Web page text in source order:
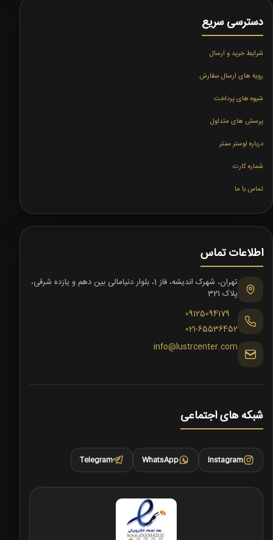
دسترسی سریع
شرایط خرید و ارسال
رویه های ارسال سفارش
شیوه های پرداخت
پرسش های متداول
درباره لوستر سنتر
شماره کارت
تماس با ما
اطلاعات تماس
تهران، شهرک اندیشه، فاز 1، بلوار دنیامالی بین دهم و یازده شرقی،
پلاک 321
09125094179
021-65536452
info@lustrcenter.com
شبکه های اجتماعی
Instagram
WhatsApp
Telegram